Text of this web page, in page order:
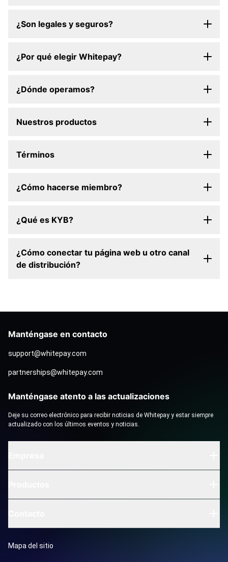
¿Son legales y seguros?
¿Por qué elegir Whitepay?
¿Dónde operamos?
Nuestros productos
Términos
¿Cómo hacerse miembro?
¿Qué es KYB?
¿Cómo conectar tu página web u otro canal
de distribución?
Manténgase en contacto
support@whitepay.com
partnerships@whitepay.com
Manténgase atento a las actualizaciones
Deje su correo electrónico para recibir noticias de Whitepay y estar siempre
actualizado con los últimos eventos y noticias.
Mapa del sitio